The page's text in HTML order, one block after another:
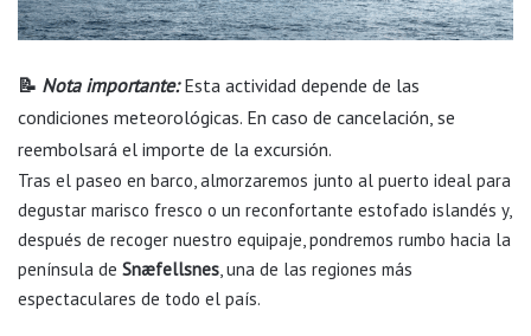
📝 Nota importante: Esta actividad depende de las
condiciones meteorológicas. En caso de cancelación, se
reembolsará el importe de la excursión.
Tras el paseo en barco, almorzaremos junto al puerto ideal para
degustar marisco fresco o un reconfortante estofado islandés y,
después de recoger nuestro equipaje, pondremos rumbo hacia la
península de Snæfellsnes, una de las regiones más
espectaculares de todo el país.